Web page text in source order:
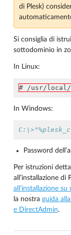
di Plesk)
Si consiglia di
sottodominio in
In Linux:
# /usr/local/
In Windows:
Password
Per istruzioni
all’installazione di
all’installazione
la nostra guida
e DirectAdmin.